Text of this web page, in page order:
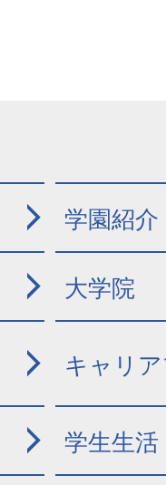
学園紹介
大学院
キャリ
学生生活